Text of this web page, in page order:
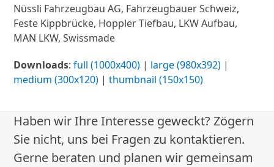
Nüssli Fahrzeugbau AG, Fahrzeugbauer Schweiz,
Feste Kippbrücke, Hoppler Tiefbau, LKW Aufbau,
MAN LKW, Swissmade
Downloads:full (1000x400) | large (980x392) |
medium (300x120) |thumbnail (150x150)
Haben wir Ihre Interesse geweckt? Zögern
Sie nicht, uns bei Fragen zu kontaktieren.
Gerne beraten und planen wir gemeinsam